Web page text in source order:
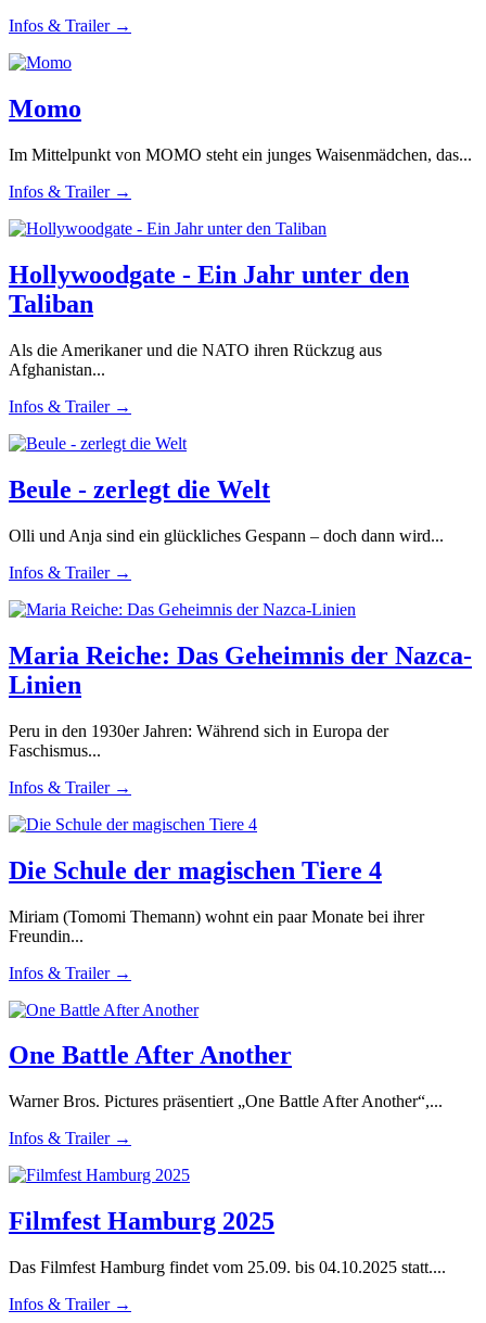
Infos & Trailer →
Momo
Im Mittelpunkt von MOMO steht ein junges Waisenmädchen, das...
Infos & Trailer →
Hollywoodgate - Ein Jahr unter den
Taliban
Als die Amerikaner und die NATO ihren Rückzug aus
Afghanistan...
Infos & Trailer →
Beule - zerlegt die Welt
Olli und Anja sind ein glückliches Gespann – doch dann wird...
Infos & Trailer →
Maria Reiche: Das Geheimnis der Nazca-
Linien
Peru in den 1930er Jahren: Während sich in Europa der
Faschismus...
Infos & Trailer →
Die Schule der magischen Tiere 4
Miriam (Tomomi Themann) wohnt ein paar Monate bei ihrer
Freundin...
Infos & Trailer →
One Battle After Another
Warner Bros. Pictures präsentiert „One Battle After Another“,...
Infos & Trailer →
Filmfest Hamburg 2025
Das Filmfest Hamburg findet vom 25.09. bis 04.10.2025 statt....
Infos & Trailer →